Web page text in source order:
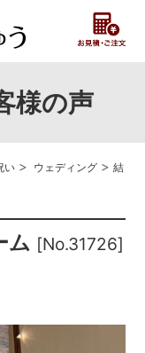
様の声
い> ウェディング> 結
ム [No.31726]